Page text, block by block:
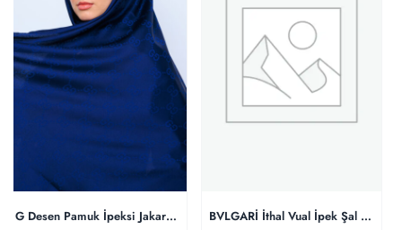
G Desen Pamuk İpeksi Jakar Şal – LacivertBVLGARİ İthal Vual İpek Şal – Siyah